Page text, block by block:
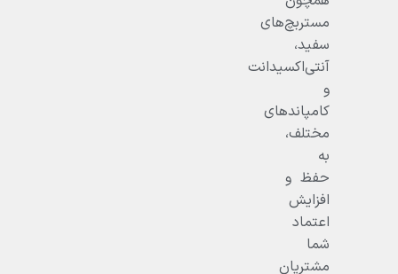
مستربچ‌های
سفید،
آنتی‌اکسیدانت
و
کامپاندهای
مختلف،
به
حفظ و
افزایش
اعتماد
شما
مشتریان